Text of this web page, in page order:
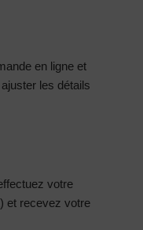
en ligne et
les détails
votre
et recevez votre